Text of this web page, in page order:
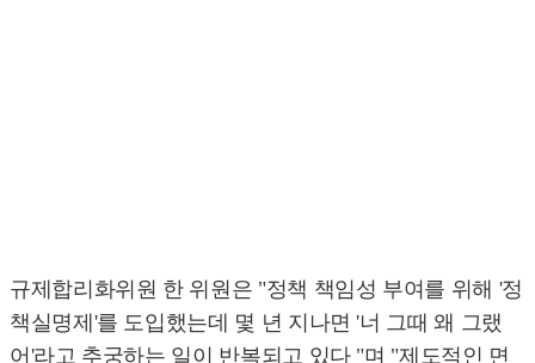
규제합리화위원 한 위원은 "정책 책임성 부여를 위해 '정
책실명제'를 도입했는데 몇 년 지나면 '너 그때 왜 그랬
어'라고 추궁하는 일이 반복되고 있다 "며 "제도적인 면